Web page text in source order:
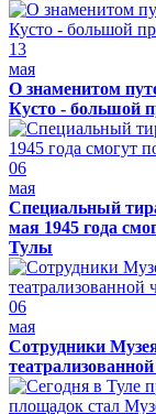
13
мая
О знаменитом
Кусто - большой
06
мая
Специальный
мая 1945 года
Тулы
06
мая
Сотрудники